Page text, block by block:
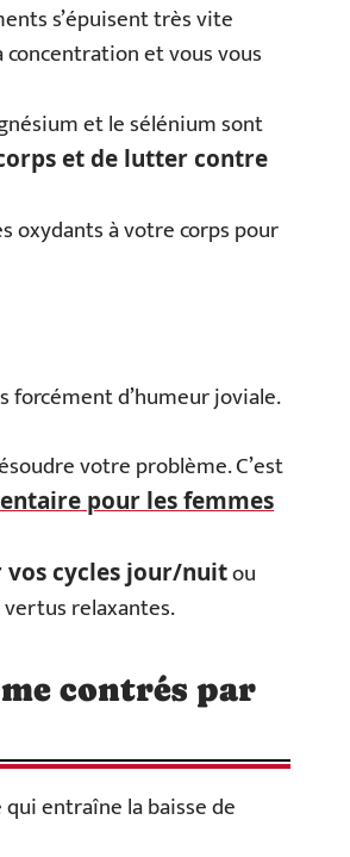
s’épuisent très vite
concentration et vous vous
et le sélénium sont
et de lutter contre
oxydants à votre corps pour
forcément d’humeur joviale.
votre problème. C’est
pour les femmes
vos cycles jour/nuitou
relaxantes.
contrés par
entraîne la baisse de